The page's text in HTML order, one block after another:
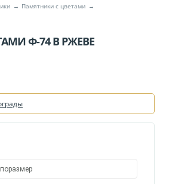
Памятники с цветами
Ф-74 В РЖЕВЕ